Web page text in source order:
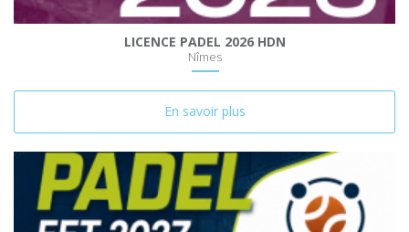
LICENCE PADEL 2026 HDN
Nîmes
En savoir plus